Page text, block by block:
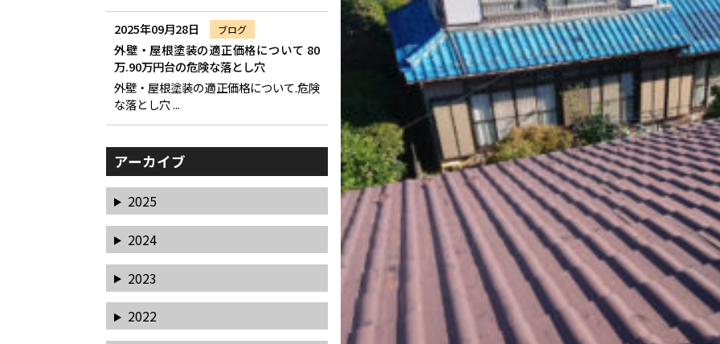
2025年09月28日 ブログ
外壁・屋根塗装の適正価格について 80
万.90万円台の危険な落とし穴
外壁・屋根塗装の適正価格について.危険
な落とし穴 ...
アーカイブ
2025
2024
2023
2022